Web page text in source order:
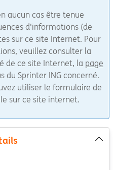
aucun cas être tenue
d'informations (de
sur ce site Internet. Pour
veuillez consulter la
de ce site Internet, la page
du Sprinter ING concerné.
utiliser le formulaire de
sur ce site internet.